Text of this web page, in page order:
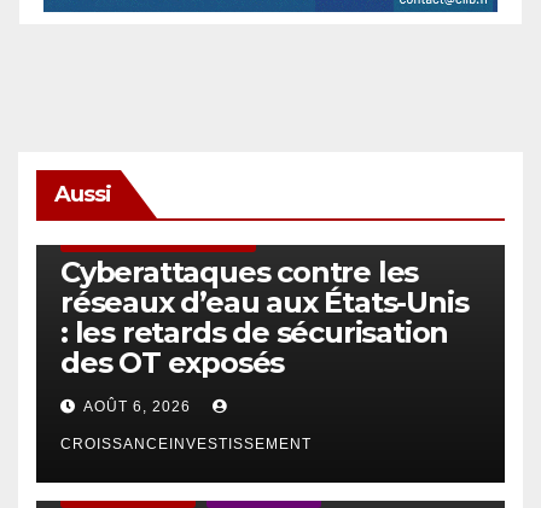
Aussi
Cyberattaques contre les
réseaux d’eau aux États-Unis
: les retards de sécurisation
des OT exposés
AOÛT 6, 2026
CROISSANCEINVESTISSEMENT